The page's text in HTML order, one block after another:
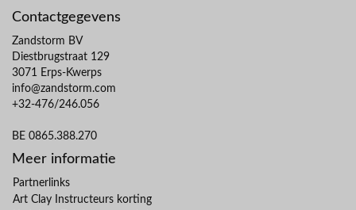
Contactgegevens
Zandstorm BV
Diestbrugstraat 129
3071 Erps-Kwerps
info@zandstorm.com
+32-476/246.056
BE 0865.388.270
Meer informatie
Partnerlinks
Art Clay Instructeurs korting